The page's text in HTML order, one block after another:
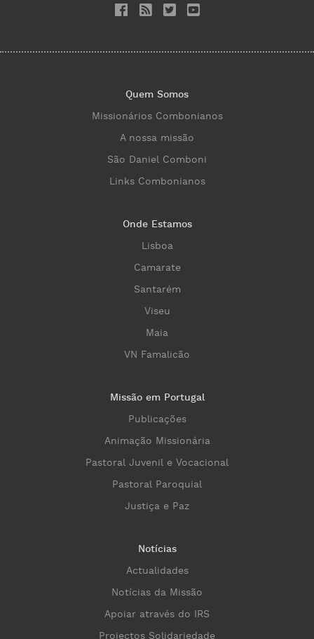
Quem Somos
Missionários Combonianos
A nossa missão
São Daniel Comboni
Links Combonianos
Onde Estamos
Lisboa
Camarate
Santarém
Viseu
Maia
VN Famalicão
Missão em Portugal
Publicações
Animação Missionária
Pastoral Juvenil e Vocacional
Pastoral Paroquial
Justiça e Paz
Notícias
Actualidades
Notícias da Missão
Apoiar através do IRS
Projectos Solidariedade